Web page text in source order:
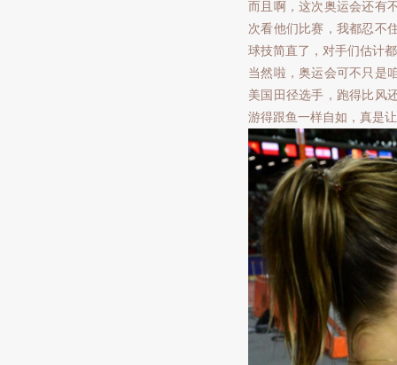
而且啊，这次奥运会还有
次看他们比赛，我都忍不
球技简直了，对手们估计
当然啦，奥运会可不只是
美国田径选手，跑得比风
游得跟鱼一样自如，真是